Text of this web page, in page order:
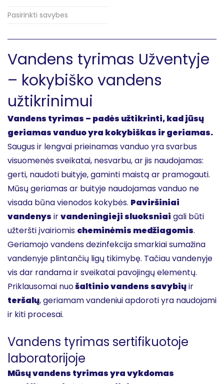
Pasirinkti savybes
Vandens tyrimas Užventyje
– kokybiško vandens
užtikrinimui
Vandens tyrimas – padės užtikrinti, kad jūsų
geriamas vanduo yra kokybiškas ir geriamas.
Saugus ir lengvai prieinamas vanduo yra svarbus
visuomenės sveikatai, nesvarbu, ar jis naudojamas:
gerti, naudoti buityje, gaminti maistą ar pramogauti.
Mūsų geriamas ar buityje naudojamas vanduo ne
visada būna vienodos kokybės. Paviršiniai
vandenys irvandeningieji sluoksniai gali būti
užteršti įvairiomis cheminėmis medžiagomis.
Geriamojo vandens dezinfekcija smarkiai sumažina
vandenyje plintančių ligų tikimybę. Tačiau vandenyje
vis dar randama ir sveikatai pavojingų elementų.
Priklausomai nuošaltinio vandens savybiųir
teršalų, geriamam vandeniui apdoroti yra naudojami
ir kiti procesai.
Vandens tyrimas sertifikuotoje
laboratorijoje
Mūsų vandens tyrimas yra vykdomas